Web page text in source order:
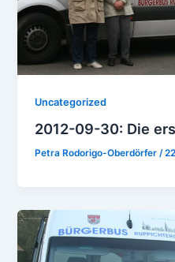
Uncategorized
2012-09-30: Die
Petra Rodorigo-Oberdörfer/